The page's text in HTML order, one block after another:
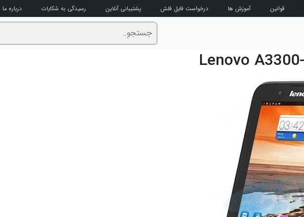
قوانین آموزش ها درخواست فایل فلش پشتیبانی آنلاین رسیدگی به شکایات درباره ما